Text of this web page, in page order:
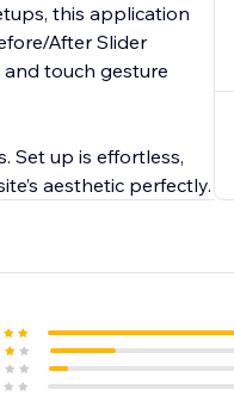
this application
After Slider
touch gesture
Set up is effortless,
aesthetic perfectly.